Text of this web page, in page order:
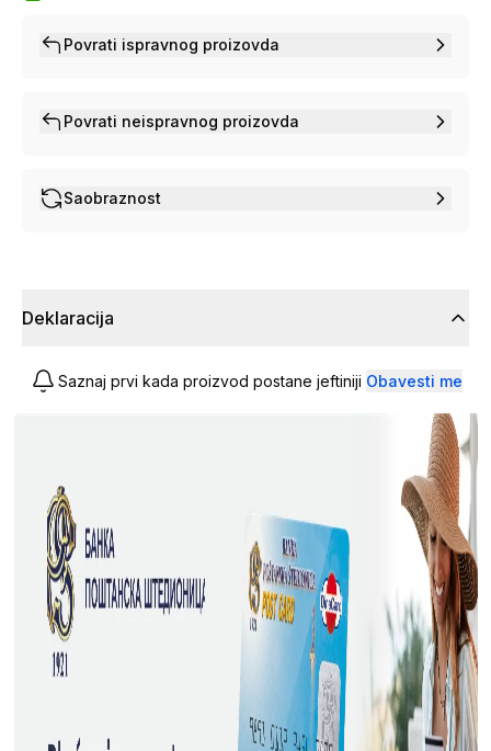
Povrati ispravnog proizovda
Povrati neispravnog proizovda
Saobraznost
Deklaracija
Saznaj prvi kada proizvod postane jeftiniji Obavesti me